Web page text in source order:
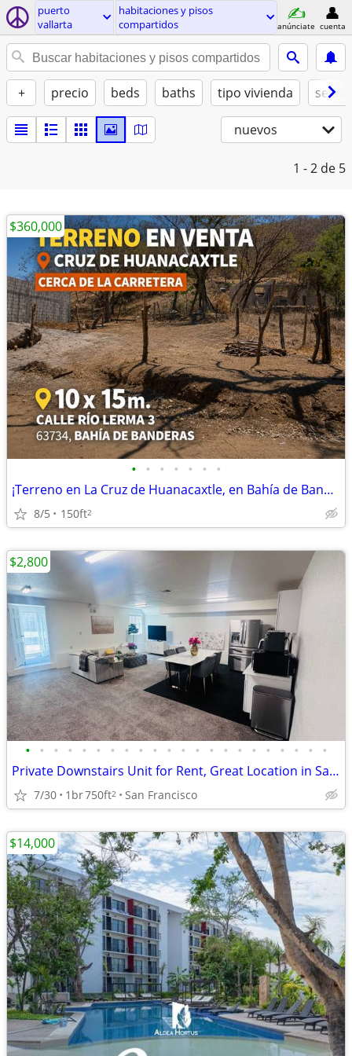
puerto
vallarta
habitaciones y pisos
compartidos
anúnciate cuenta
+ precio beds baths tipo vivienda se
nuevos
1 - 2 de 5
• • • • • • •
¡Terreno en La Cruz de Huanacaxtle, en Bahía de Banderas!
8/5 150ft2
$360,000
• • • • • • • • • • • • • • • • • • • • • •
Private Downstairs Unit for Rent, Great Location in San Francisco
7/30 1br750ft2 San Francisco
$2,800
$14,000